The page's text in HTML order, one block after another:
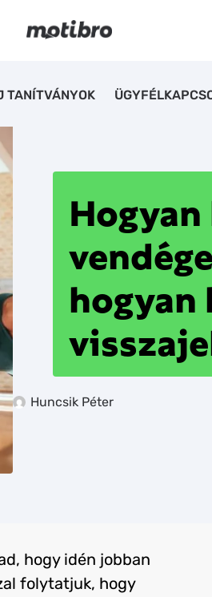
TANÍTVÁNYOK
hogyan
Huncsik Péter
hogy idén jobban
folytatjuk, hogy